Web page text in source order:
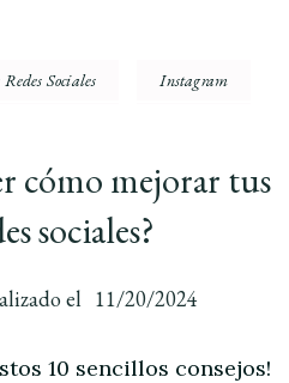
Redes Sociales
Instagram
cómo mejorar tus
sociales?
el 11/20/2024
10 sencillos consejos!